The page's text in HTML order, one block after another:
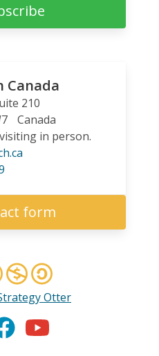
Canada
210
Canada
in person.
form
Otter